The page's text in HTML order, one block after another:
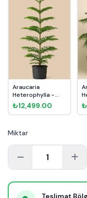
Araucaria
Heterophylla -
Arokarya Çam 1...
₺12,499.00
Miktar
1
Teslimat